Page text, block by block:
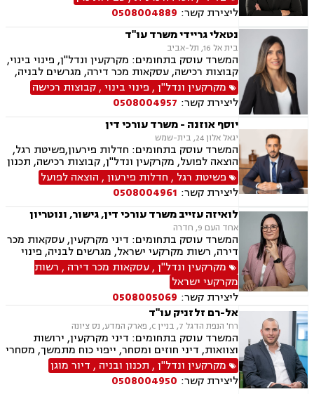
סמים, וועדת שיחרורים, עבירות סייבר וכו', דיני
מקרקעין ונדל"ן, תכנון ובניה, דיור מוגן, אגודות
שיתופיות ליקויי בנייה, מושבים וקיבוצים, פינוי
בינוי, קבוצות רכישה עסקאות מכר דירה, פינוי
מושכר הפקעת קרקעות, מגרשים לבניה, דיירות
מוגנת, נחלות ומשקים במושבים, רשות מקרקעי
ישראל, צווי הריסה, רישום קבלנים, בתים משותפים,
נדל"ן ביהודה ושומרון,
ליצירת קשר: 0508004889
נטאלי גריידי משרד עו"ד
בית אל 16, תל-אביב
המשרד עוסק בתחומים: מקרקעין ונדל"ן, פינוי בינוי,
קבוצות רכישה, עסקאות מכר דירה, מגרשים לבניה,
רשות מקרקעי ישראל, בתים משותפים, נדל"ן
ביהודה ושומרון, מיסוי נדל"ן, היטל השבחה, מיסוי
עירוני, ירושות וצוואות, ייפוי כוח מתמשך
מקרקעין ונדל"ן, פינוי בינוי,קבוצות רכישה
ליצירת קשר: 0508004957
יוסף אוזנה - משרד עורכי דין
יגאל אלון 24, בית-שמש
המשרד עוסק בתחומים: חדלות פירעון,פשיטת רגל,
הוצאה לפועל, מקרקעין ונדל"ן, קבוצות רכישה, תכנון
ובניה, עסקאות מכר דירה, רישום קבלנים, פינוי
מושכר, מגרשים לבניה, דיירות מוגונת, נחלות
ומשקים במושבים, רשות מקרקעי ישראל, צווי
הריסה, בתים משותפים, נדל"ן ביהודה ושומרון
פשיטת רגל , חדלות פירעון, הוצאה לפועל
ליצירת קשר: 0508004961
לואיזה עזייב משרד עורכי דין, גישור, ונוטריון
אחד העם 9, חדרה
המשרד עוסק בתחומים: דיני מקרקעין, עסקאות מכר
דירה, רשות מקרקעי ישראל, מגרשים לבניה, פינוי
מושכר, בתים משותפים, אפוטרופסות, ידועים
בציבור, הסכמי ממון, ייפוי כוח מתמשך, ירושות
וצוואות
מקרקעין ונדל"ן,עסקאות מכר דירה , רשות
מקרקעי ישראל
ליצירת קשר: 0508005069
אל-רם זלזניק עו"ד
רח' הנפת הדגל 7, בניין C, פארק המדע, נס ציונה
המשרד עוסק בתחומים: דיני מקרקעין, ירושות
וצוואות, דיני חוזים ומסחר, ייפוי כוח מתמשך, מסחרי
אזרחימקרקעין ונדל"ן, תכנון ובניה , דיור מוגן
ליצירת קשר: 0508004950